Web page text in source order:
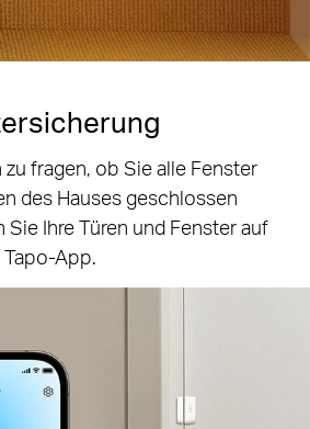
zu fragen, ob Sie alle Fenster
des Hauses geschlossen
Ihre Türen und Fenster auf
App.